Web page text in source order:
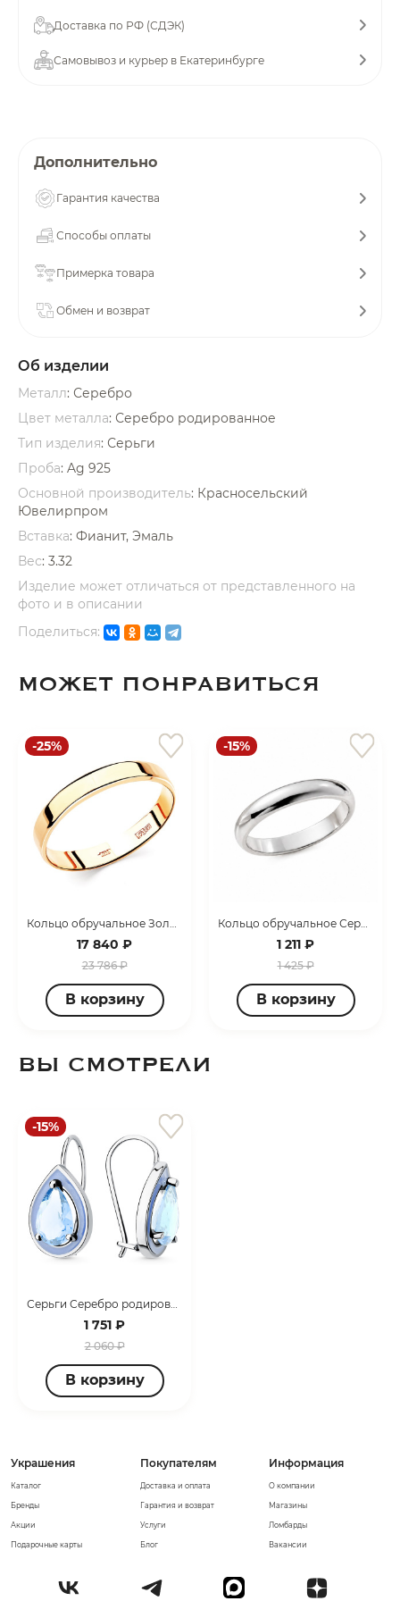
Доставка по РФ (СДЭК)
Самовывоз и курьер в Екатеринбурге
Дополнительно
Гарантия качества
Способы оплаты
Примерка товара
Обмен и возврат
Об изделии
Металл: Серебро
Цвет металла: Серебро родированное
Тип изделия: Серьги
Проба: Ag 925
Основной производитель: Красносельский
Ювелирпром
Вставка: Фианит, Эмаль
Вес: 3.32
Изделие может отличаться от представленного на
фото и в описании
Поделиться:
МОЖЕТ ПОНРАВИТЬСЯ
-25%
Кольцо обручальное Золото красное 1400008226
17 840 ₽
23 786 ₽
В корзину
-15%
Кольцо обручальное Серебро родированное 3407008051-10
1 211 ₽
1 425 ₽
В корзину
ВЫ СМОТРЕЛИ
-15%
Серьги Серебро родированное 364701D234-1
1 751 ₽
2 060 ₽
В корзину
Информация
О компании
Магазины
Ломбарды
Вакансии
Украшения
Каталог
Бренды
Акции
Подарочные карты
Покупателям
Доставка и оплата
Гарантия и возврат
Услуги
Блог
об оплате Плайтом